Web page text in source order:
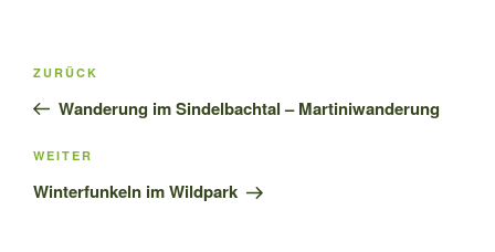
Beitragsnavigation
Vorheriger
Beitrag
ZURÜCK
Wanderung im Sindelbachtal – Martiniwanderung
Nächster
Beitrag
WEITER
Winterfunkeln im Wildpark